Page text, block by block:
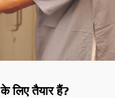
लिए तैयार हैं?